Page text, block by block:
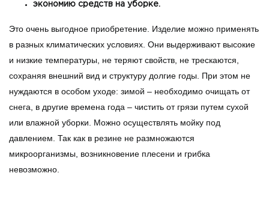
экономию средств на уборке.
Это очень выгодное приобретение. Изделие можно применять
в разных климатических условиях. Они выдерживают высокие
и низкие температуры, не теряют свойств, не трескаются,
сохраняя внешний вид и структуру долгие годы. При этом не
нуждаются в особом уходе: зимой – необходимо очищать от
снега, в другие времена года – чистить от грязи путем сухой
или влажной уборки. Можно осуществлять мойку под
давлением. Так как в резине не размножаются
микроорганизмы, возникновение плесени и грибка
невозможно.